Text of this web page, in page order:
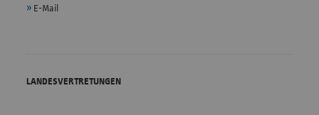
E-Mail
LANDESVERTRETUNGEN